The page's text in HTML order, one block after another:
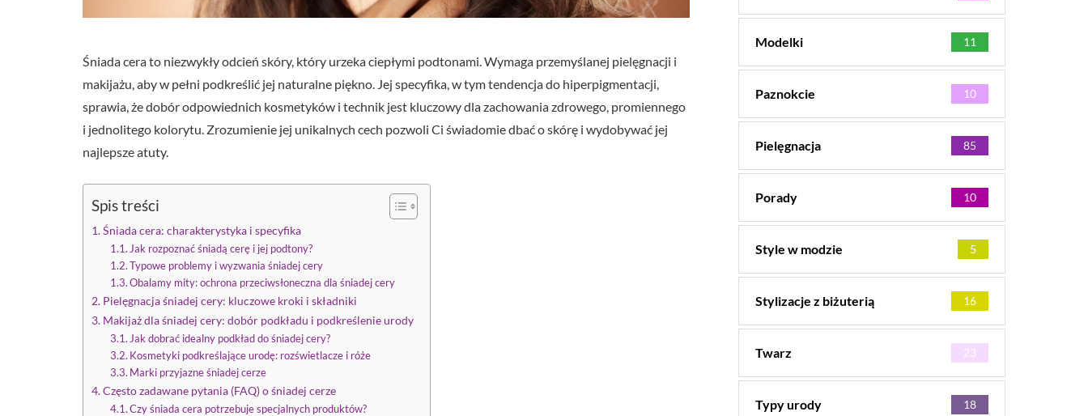
Śniada cera to niezwykły odcień skóry, który urzeka ciepłymi podtonami. Wymaga przemyślanej pielęgnacji i
makijażu, aby w pełni podkreślić jej naturalne piękno. Jej specyfika, w tym tendencja do hiperpigmentacji,
sprawia, że dobór odpowiednich kosmetyków i technik jest kluczowy dla zachowania zdrowego, promiennego
i jednolitego kolorytu. Zrozumienie jej unikalnych cech pozwoli Ci świadomie dbać o skórę i wydobywać jej
najlepsze atuty.
Spis treści
Śniada cera: charakterystyka i specyfika
Jak rozpoznać śniadą cerę i jej podtony?
Typowe problemy i wyzwania śniadej cery
Obalamy mity: ochrona przeciwsłoneczna dla śniadej cery
Pielęgnacja śniadej cery: kluczowe kroki i składniki
Makijaż dla śniadej cery: dobór podkładu i podkreślenie urody
Jak dobrać idealny podkład do śniadej cery?
Kosmetyki podkreślające urodę: rozświetlacze i róże
Marki przyjazne śniadej cerze
Często zadawane pytania (FAQ) o śniadej cerze
Czy śniada cera potrzebuje specjalnych produktów?
Modelki 11
Paznokcie 10
Pielęgnacja 85
Porady 10
Style w modzie 5
Stylizacje z biżuterią 16
Twarz 23
Typy urody 18